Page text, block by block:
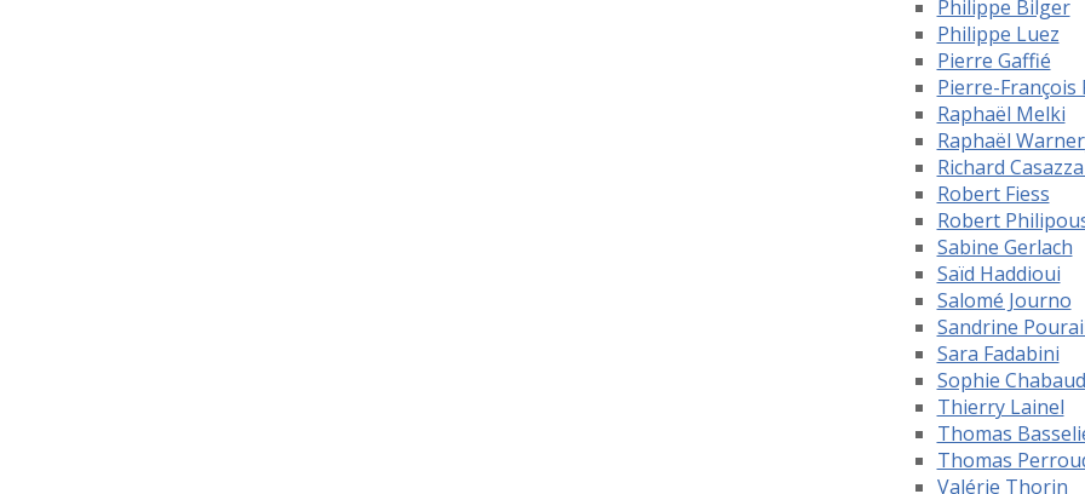
Philippe Bilger
Philippe Luez
Pierre Gaffié
Pierre-François
Raphaël Melki
Raphaël
Richard
Robert Fiess
Robert
Sabine Gerlach
Saïd Haddioui
Salomé Journo
Sandrine
Sara Fadabini
Sophie Chabaud
Thierry Lainel
Thomas
Thomas
Valérie Thorin